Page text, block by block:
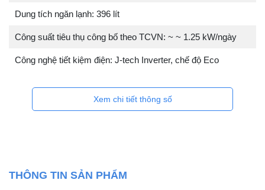
Dung tích ngăn lạnh: 396 lít
Công suất tiêu thụ công bố theo TCVN: ~ ~ 1.25 kW/ngày
Công nghệ tiết kiệm điện: J-tech Inverter, chế độ Eco
Xem chi tiết thông số
THÔNG TIN SẢN PHẨM